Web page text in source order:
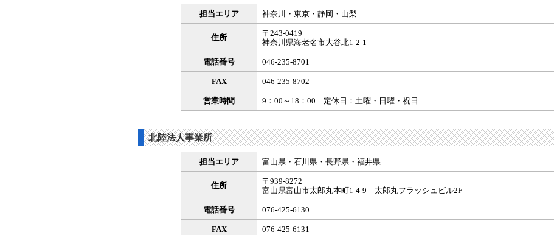
担当エリア 神奈川・東京・静岡・山梨
住所
〒243-0419
神奈川県海老名市大谷北1-2-1
電話番号 046-235-8701
FAX 046-235-8702
営業時間 9：00～18：00 定休日：土曜・日曜・祝日
北陸法人事業所
担当エリア 富山県・石川県・長野県・福井県
住所
〒939-8272
富山県富山市太郎丸本町1-4-9 太郎丸フラッシュビル2F
電話番号 076-425-6130
FAX 076-425-6131